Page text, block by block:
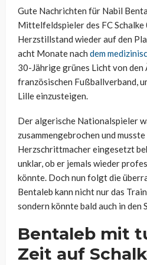
Gute Nachrichten für Nabil
Mittelfeldspieler des FC Schalke
Herzstillstand wieder auf den
acht Monate nach dem
30-Jährige grünes Licht von den
französischen Fußballverband,
Lille einzusteigen.
Der algerische Nationalspieler
zusammengebrochen und
Herzschrittmacher eingesetzt
unklar, ob er jemals wieder
könnte. Doch nun folgt die
Bentaleb kann nicht nur das
sondern könnte bald auch in den
Bentaleb mit
Zeit auf